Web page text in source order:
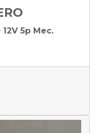
12V 5p Mec.